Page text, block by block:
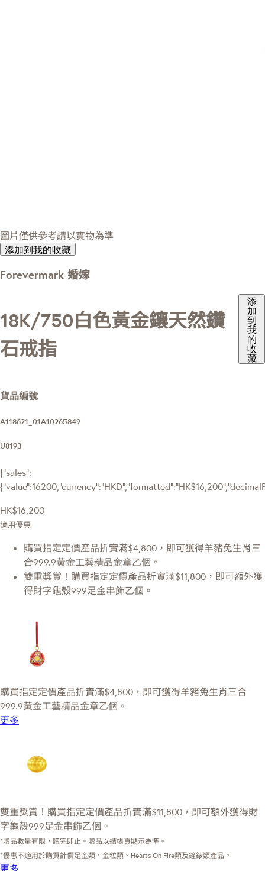
圖片僅供參考請以實物為準
添加到我的收藏
Forevermark 婚嫁
18K/750白色黃金鑲天然鑽
石戒指
添
加
到
我
的
收
藏
貨品編號
A118621_01A10265849
U8193
{"sales":
HK$16,200
適用優惠
購買指定定價產品折實滿$4,800，即可獲得羊豬兔生肖三
合999.9黃金工藝精品金章乙個。
雙重獎賞！購買指定定價產品折實滿$11,800，即可額外獲
得財字龜殼999足金串飾乙個。
購買指定定價產品折實滿$4,800，即可獲得羊豬兔生肖三合
999.9黃金工藝精品金章乙個。
更多
雙重獎賞！購買指定定價產品折實滿$11,800，即可額外獲得財
字龜殼999足金串飾乙個。
*贈品數量有限，贈完即止。贈品以結帳頁顯示為準。
*優惠不適用於購買計價足金類、金粒類、Hearts On Fire類及鐘錶類產品。
更多